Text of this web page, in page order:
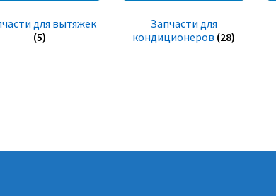
для вытяжек
(5)
Запчасти для
кондиционеров (28)